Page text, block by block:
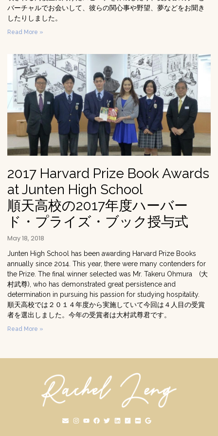
バーチャルでお会いして、彼らの関心事や野望、夢などをお聞き
したりしました。
Read More »
2017 Harvard Prize Book Awards
at Junten High School
順天高校の2017年度ハーバー
ド・プライズ・ブック授与式
May 18, 2018
Junten High School has been awarding Harvard Prize Books
annually since 2014. This year, there were many contenders for
the Prize. The final winner selected was Mr. Takeru Ohmura (大
村武尊), who has demonstrated great persistence and
determination in pursuing his passion for studying hospitality.
順天高校では２０１４年度から実施していて今回は４人目の受賞
者を選出しました。今年の受賞者は大村武尊君です。
Read More »